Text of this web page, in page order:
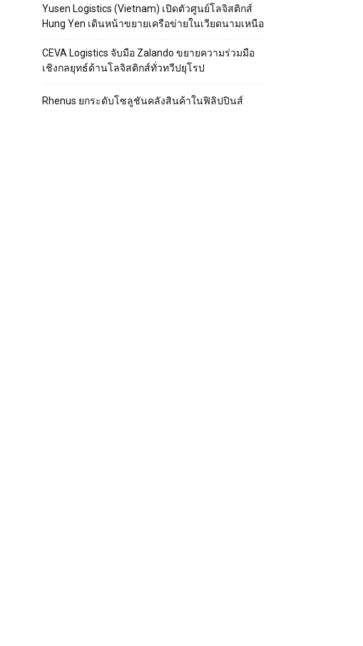
Yusen Logistics (Vietnam) เปิดตัวศูนย์โลจิสติกส์
Hung Yen เดินหน้าขยายเครือข่ายในเวียดนามเหนือ
CEVA Logistics จับมือ Zalando ขยายความร่วมมือ
เชิงกลยุทธ์ด้านโลจิสติกส์ทั่วทวีปยุโรป
Rhenus ยกระดับโซลูชันคลังสินค้าในฟิลิปปินส์